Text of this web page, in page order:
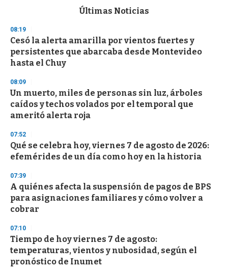
d
s
o
f
3
s
e
c
o
n
s
Últimas Noticias
08:19
Cesó la alerta amarilla por vientos fuertes y
persistentes que abarcaba desde Montevideo
hasta el Chuy
08:09
Un muerto, miles de personas sin luz, árboles
caídos y techos volados por el temporal que
ameritó alerta roja
07:52
Qué se celebra hoy, viernes 7 de agosto de 2026:
efemérides de un día como hoy en la historia
07:39
A quiénes afecta la suspensión de pagos de BPS
para asignaciones familiares y cómo volver a
cobrar
07:10
Tiempo de hoy viernes 7 de agosto:
temperaturas, vientos y nubosidad, según el
pronóstico de Inumet